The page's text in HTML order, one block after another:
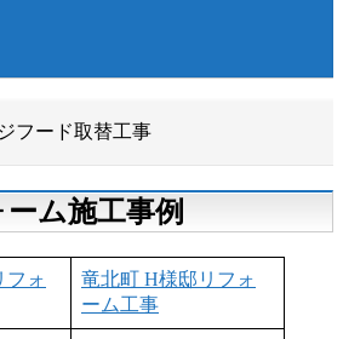
フード取替工事
ム施工事例
フォ
竜北町 H様邸リフォ
ーム工事